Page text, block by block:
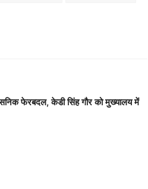
फेरबदल, केडी सिंह गौर को मुख्यालय में